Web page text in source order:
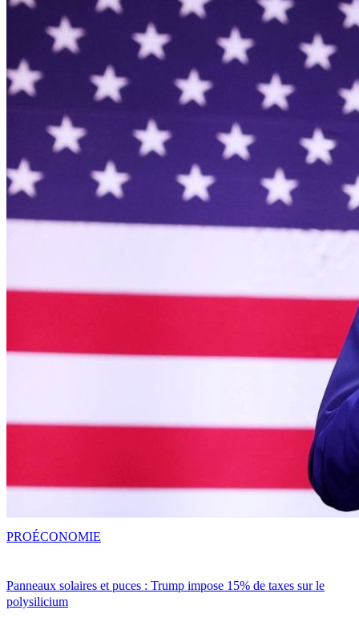
Panneaux solaires et puces : Trump impose 15% de taxes sur le
polysilicium
PROÉCONOMIE